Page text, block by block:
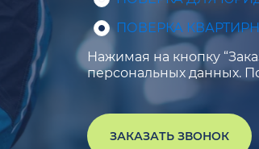
ПОВЕРКА
Нажимая на кнопку
персональных данных.
ЗАКАЗАТЬ ЗВОНОК